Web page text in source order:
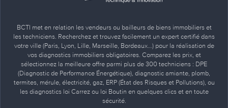
BCTI met en relation les vendeurs ou bailleurs de biens immobiliers et
les techniciens. Recherchez et trouvez facilement un expert certifié dans
votre ville (Paris, Lyon, Lille, Marseille, Bordeaux…) pour la réalisation de
vos diagnostics immobiliers obligatoires. Comparez les prix, et
sélectionnez la meilleure offre parmi plus de 300 techniciens : DPE
(Diagnostic de Performance Énergétique), diagnostic amiante, plomb,
termites, mérule, électricité, gaz, ERP (État des Risques et Pollutions), ou
les diagnostics loi Carrez ou loi Boutin en quelques clics et en toute
sécurité.